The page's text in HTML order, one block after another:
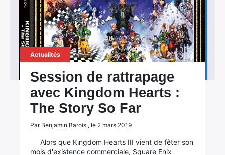
Actualités
Session de rattrapage
avec Kingdom Hearts :
The Story So Far
Par Benjamin Barois , le 2 mars 2019
Alors que Kingdom Hearts III vient de fêter son
mois d'existence commerciale, Square Enix